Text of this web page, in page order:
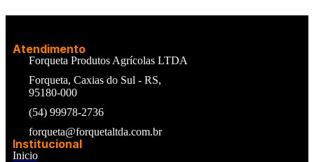
Atendimento
Forqueta Produtos Agrícolas LTDA
Forqueta, Caxias do Sul - RS,
95180-000
(54) 99978-2736
forqueta@forquetaltda.com.br
Institucional
Inicio